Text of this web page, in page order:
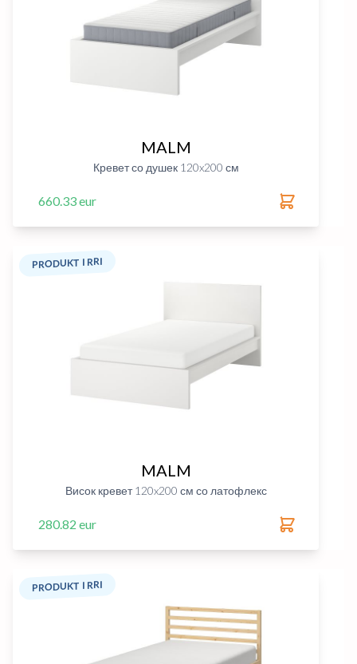
MALM
Кревет со душек 120x200 см
660.33 eur
PRODUKT I RRI
MALM
Висок кревет 120x200 см со латофлекс
280.82 eur
PRODUKT I RRI